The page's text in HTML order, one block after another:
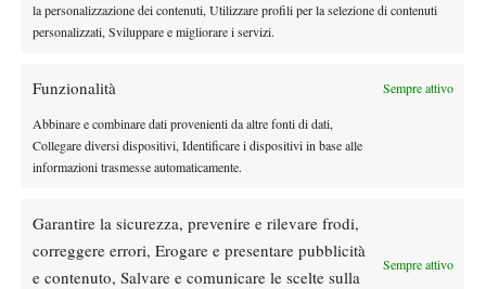
la personalizzazione dei contenuti, Utilizzare profili per la selezione di contenuti
personalizzati, Sviluppare e migliorare i servizi.
Funzionalità Sempre attivo
Abbinare e combinare dati provenienti da altre fonti di dati,
Collegare diversi dispositivi, Identificare i dispositivi in base alle
informazioni trasmesse automaticamente.
Garantire la sicurezza, prevenire e rilevare frodi,
correggere errori, Erogare e presentare pubblicità
e contenuto, Salvare e comunicare le scelte sulla
Sempre attivo
sarebbeun candidato importante per tornare in una semifinale
belga diventa un cliente davvero scomodo, chiedere a Dimitrov
che ha già pagato dazio due volte nel 2026. Anche se è giusto